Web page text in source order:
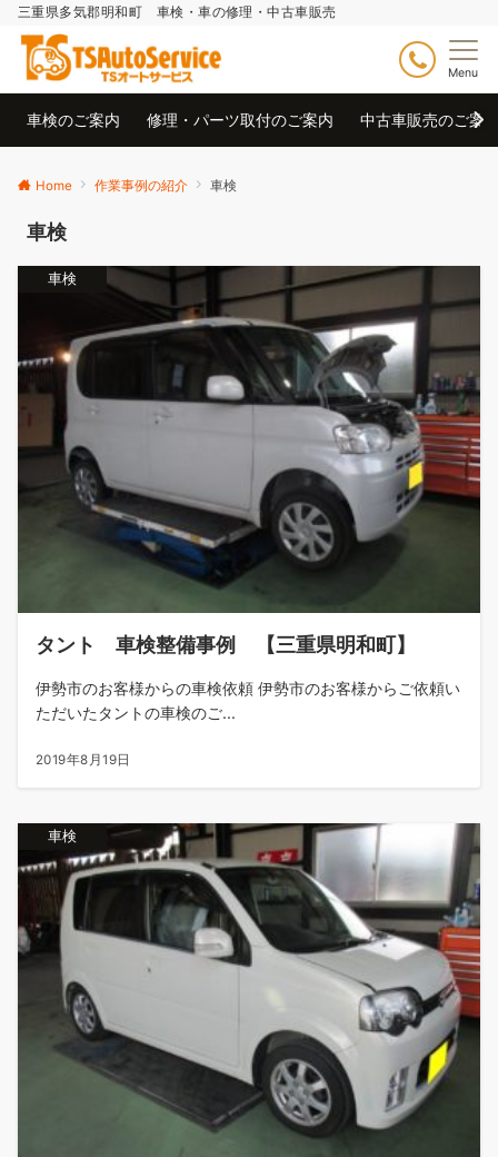
三重県多気郡明和町 車検・車の修理・中古車販売
Menu
車検のご案内 修理・パーツ取付のご案内 中古車販売のご案
Home 作業事例の紹介 車検
車検
車検
タント 車検整備事例 【三重県明和町】
伊勢市のお客様からの車検依頼 伊勢市のお客様からご依頼い
ただいたタントの車検のご...
2019年8月19日
車検